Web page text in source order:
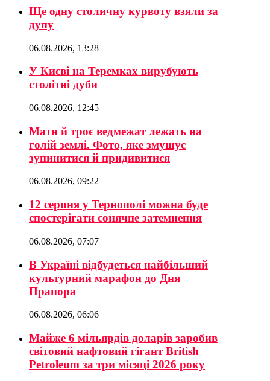
Ще одну столичну курвоту взяли за
дупу
06.08.2026, 13:28
У Києві на Теремках вирубують
столітні дуби
06.08.2026, 12:45
Мати й троє ведмежат лежать на
голій землі. Фото, яке змушує
зупинитися й придивитися
06.08.2026, 09:22
12 серпня у Тернополі можна буде
спостерігати сонячне затемнення
06.08.2026, 07:07
В Україні відбудеться найбільший
культурний марафон до Дня
Прапора
06.08.2026, 06:06
Майже 6 мільярдів доларів заробив
світовий нафтовий гігант British
Petroleum за три місяці 2026 року